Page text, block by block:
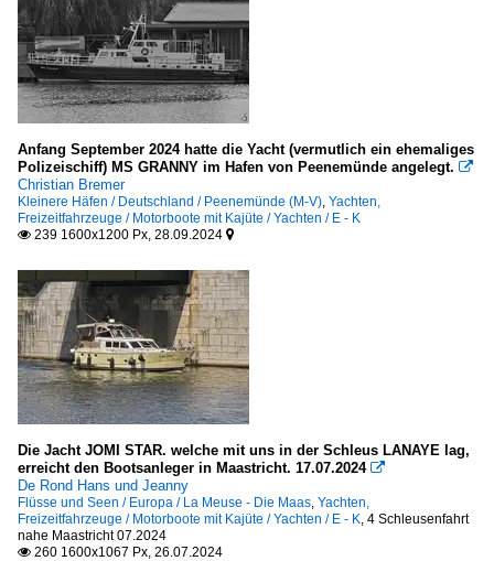
Anfang September 2024 hatte die Yacht (vermutlich ein ehemaliges
Polizeischiff) MS GRANNY im Hafen von Peenemünde angelegt. 
Christian Bremer
Kleinere Häfen / Deutschland / Peenemünde (M-V), Yachten,
Freizeitfahrzeuge / Motorboote mit Kajüte / Yachten / E - K
 239 1600x1200 Px, 28.09.2024 
Die Jacht JOMI STAR. welche mit uns in der Schleus LANAYE lag,
erreicht den Bootsanleger in Maastricht. 17.07.2024 
De Rond Hans und Jeanny
Flüsse und Seen / Europa / La Meuse - Die Maas, Yachten,
Freizeitfahrzeuge / Motorboote mit Kajüte / Yachten / E - K, 4 Schleusenfahrt
nahe Maastricht 07.2024
 260 1600x1067 Px, 26.07.2024